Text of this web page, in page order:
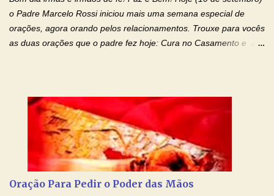
os laços...
o Padre Marcelo Rossi iniciou mais uma semana especial de
orações, agora orando pelos relacionamentos. Trouxe para vocês
as duas orações que o padre fez hoje: Cura no Casamento e a
com o Momento de Fé. Que Deus abençoe e que todo
relacionamento seja fortalecido e curado no amor Ágape de
Jesus. Adriana-Devoção e Fé Mensagem do Padre Marcelo Rossi
em seu Facebook: Amados, iniciamos uma semana para orar
pelos relacionamentos. Diz a Bíblia sagrada: "O amor é paciente,
de orgulho. Nada faz de inconveniente, não procura o seu próprio
Oração Para Pedir o Poder das Mãos